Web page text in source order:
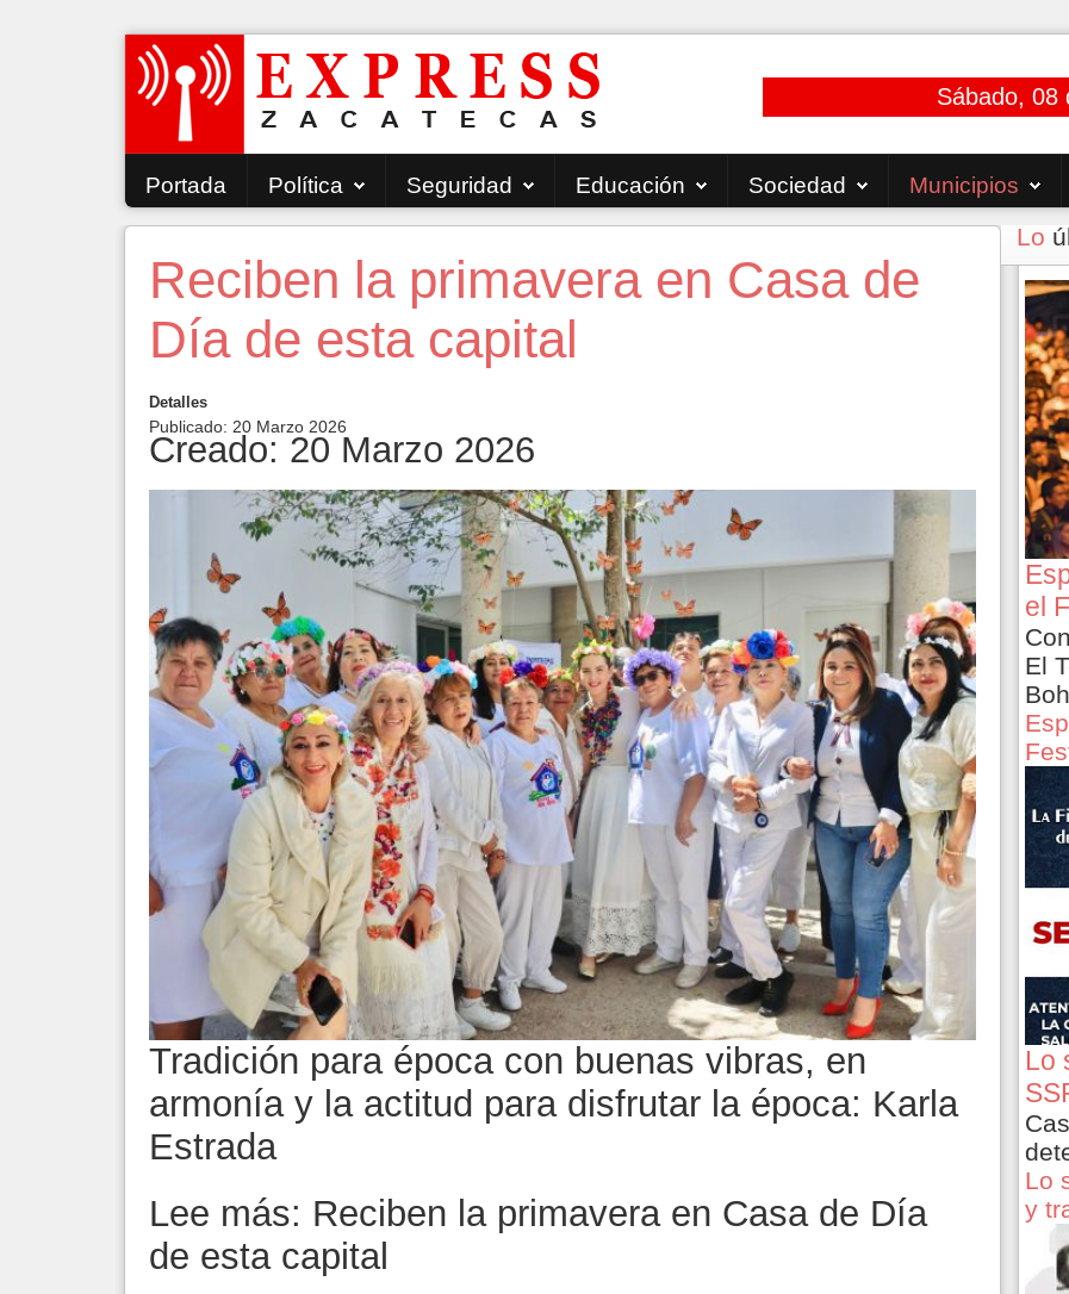
Sábado, 08
Portada Política Seguridad Educación Sociedad Municipios
Reciben la primavera en Casa de
Día de esta capital
Detalles
Publicado: 20 Marzo 2026
Creado: 20 Marzo 2026
Tradición para época con buenas vibras, en
armonía y la actitud para disfrutar la época: Karla
Estrada
Lee más: Reciben la primavera en Casa de Día
de esta capital
Lo
el
El
Lo
Lo
y